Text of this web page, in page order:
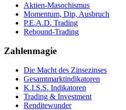
Aktien-Masochismus
Momentum, Dip, Ausbruch
P.E.A.D. Trading
Rebound-Trading
Zahlenmagie
Die Macht des Zinsezinses
Gesamtmarktindikatoren
K.I.S.S. Indikatoren
Trading & Investment
Renditewunder